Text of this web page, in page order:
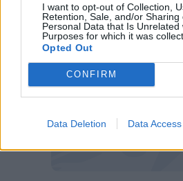
I want to opt-out of Collection,
Retention, Sale, and/or Sharing
Personal Data that Is Unrelated
Purposes for which it was
Opted Out
CONFIRM
Data Deletion Data Access